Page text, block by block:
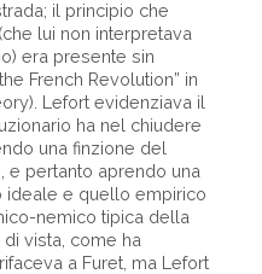
il principio che
lui non interpretava
era presente sin
French Revolution” in
Lefort evidenziava il
ha nel chiudere
una finzione del
pertanto aprendo una
ideale e quello empirico
nemico tipica della
di vista, come ha
a Furet, ma Lefort